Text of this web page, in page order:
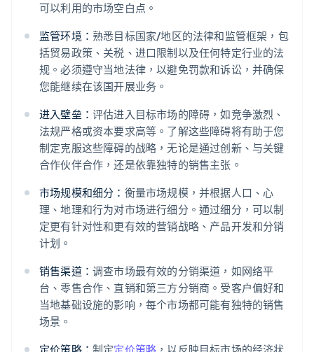
可以利用的市场空白点。
监管环境： 熟悉目标国家/地区的法律和监管框架，包
括贸易政策、关税、进口限制以及任何特定行业的法
规。必须遵守当地法律，以避免罚款和诉讼，并确保
您能继续在该国开展业务。
进入壁垒： 评估进入目标市场的障碍，如竞争激烈、
法规严格或资本要求高等。了解这些障碍将有助于您
制定克服这些障碍的战略，无论是通过创新、与关键
合作伙伴合作，还是依靠独特的销售主张。
市场规模和细分： 衡量市场规模，并根据人口、心
理、地理和行为对市场进行细分。通过细分，可以制
定更有针对性和更有效的营销战略、产品开发和分销
计划。
销售渠道： 调查市场最有效的分销渠道，如网络平
台、零售合作、直销和第三方分销商。受客户偏好和
当地基础设施的影响，每个市场都可能有独特的销售
场景。